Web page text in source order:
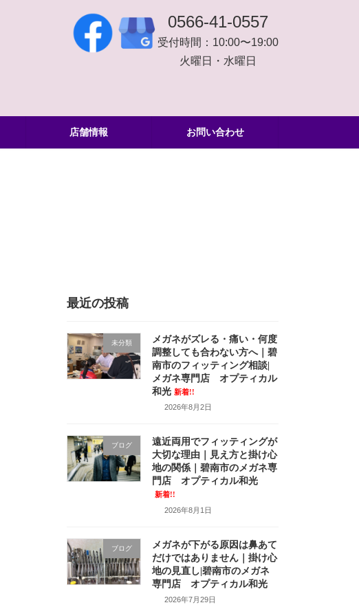
0566-41-0557
受付時間：10:00〜19:00
火曜日・水曜日
店舗情報 お問い合わせ
最近の投稿
未分類
メガネがズレる・痛い・何度
調整しても合わない方へ｜碧
南市のフィッティング相談|
メガネ専門店 オプティカル
和光 新着!!
2026年8月2日
ブログ
遠近両用でフィッティングが
大切な理由｜見え方と掛け心
地の関係｜碧南市のメガネ専
門店 オプティカル和光
新着!!
2026年8月1日
ブログ
メガネが下がる原因は鼻あて
だけではありません｜掛け心
地の見直し|碧南市のメガネ
専門店 オプティカル和光
2026年7月29日